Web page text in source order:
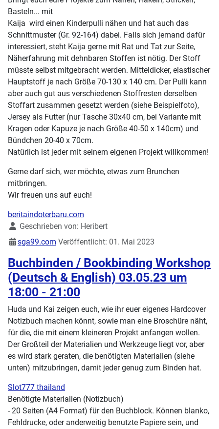
Basteln... mit
Kaija wird einen Kinderpulli nähen und hat auch das
Schnittmuster (Gr. 92-164) dabei. Falls sich jemand dafür
interessiert, steht Kaija gerne mit Rat und Tat zur Seite,
Näherfahrung mit dehnbaren Stoffen ist nötig. Der Stoff
müsste selbst mitgebracht werden. Mitteldicker, elastischer
Hauptstoff je nach Größe 70-130 x 140 cm. Der Pulli kann
aber auch gut aus verschiedenen Stoffresten derselben
Stoffart zusammen gesetzt werden (siehe Beispielfoto),
Jersey als Futter (nur Tasche 30x40 cm, bei Variante mit
Kragen oder Kapuze je nach Größe 40-50 x 140cm) und
Bündchen 20-40 x 70cm.
Natürlich ist jeder mit seinem eigenen Projekt willkommen!
Gerne darf sich, wer möchte, etwas zum Brunchen
mitbringen.
Wir freuen uns auf euch!
beritaindoterbaru.com
DetailsGeschrieben von: Heribert
sga99.com Veröffentlicht: 01. Mai 2023
Buchbinden / Bookbinding Workshop
(Deutsch & English) 03.05.23 um
18:00 - 21:00
Huda und Kai zeigen euch, wie ihr euer eigenes Hardcover
Notizbuch machen könnt, sowie man eine Broschüre näht,
für die, die mit einem kleineren Projekt anfangen wollen.
Der Großteil der Materialien und Werkzeuge liegt vor, aber
es wird stark geraten, die benötigten Materialien (siehe
unten) mitzubringen, damit jeder genug zum Binden hat.
Slot777 thailand
Benötigte Materialien (Notizbuch)
- 20 Seiten (A4 Format) für den Buchblock. Können blanko,
Fehldrucke, oder anderweitig benutzte Papiere sein, und